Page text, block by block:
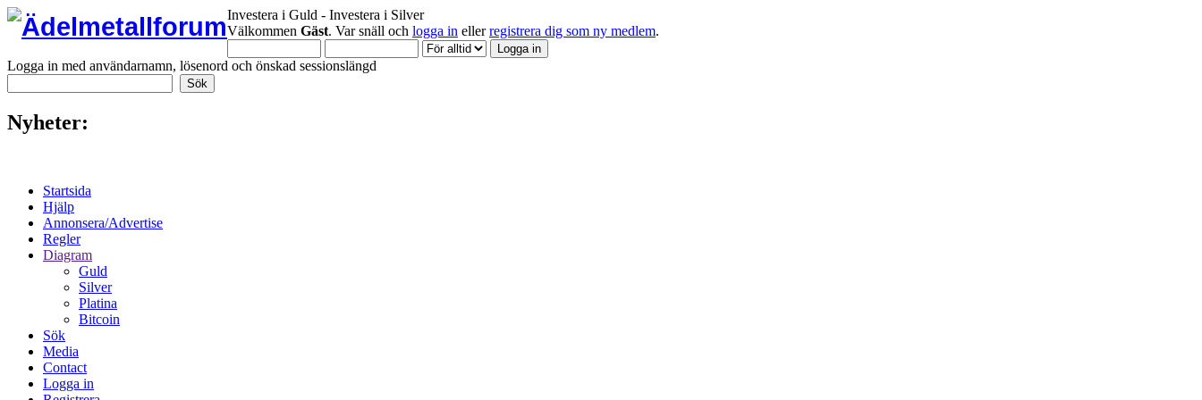
Investera i Guld - Investera i Silver
Välkommen Gäst. Var snäll och logga in ellerregistrera dig som ny medlem.
Logga in med användarnamn, lösenord och önskad sessionslängd
Nyheter:
Startsida
Hjälp
Annonsera/Advertise
Regler
Diagram
Guld
Silver
Platina
Bitcoin
Sök
Media
Contact
Logga in